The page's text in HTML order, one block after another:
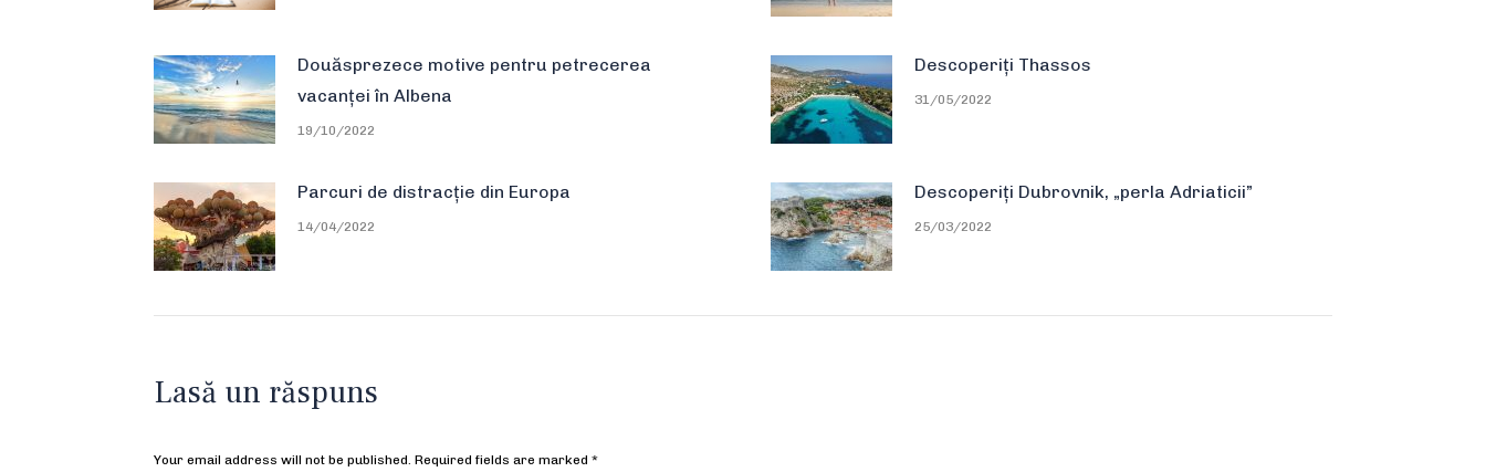
Douăsprezece motive pentru petrecerea
vacanței în Albena
19/10/2022
Descoperiți Thassos
31/05/2022
Parcuri de distracție din Europa
14/04/2022
Descoperiți Dubrovnik, „perla Adriaticii”
25/03/2022
Lasă un răspuns
Your email address will not be published. Required fields are marked*